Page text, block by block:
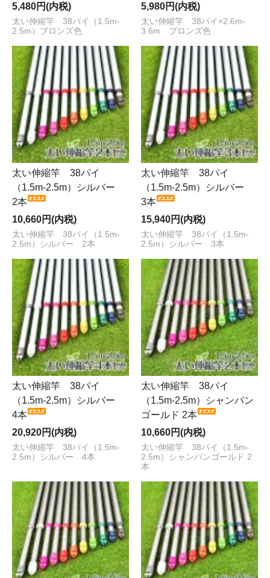
5,480円(内税)
太い伸縮竿 38パイ（1.5m-
2.5m）ブロンズ色
5,980円(内税)
太い伸縮竿 38パイ×2.6m-
3.6m ブロンズ色
太い伸縮竿 38パイ
（1.5m-2.5m）シルバー
2本
10,660円(内税)
太い伸縮竿 38パイ（1.5m-
2.5m）シルバー 2本
太い伸縮竿 38パイ
（1.5m-2.5m）シルバー
3本
15,940円(内税)
太い伸縮竿 38パイ（1.5m-
2.5m）シルバー 3本
太い伸縮竿 38パイ
（1.5m-2.5m）シルバー
4本
20,920円(内税)
太い伸縮竿 38パイ（1.5m-
2.5m）シルバー 4本
太い伸縮竿 38パイ
（1.5m-2.5m）シャンパン
ゴールド 2本
10,660円(内税)
太い伸縮竿 38パイ（1.5m-
2.5m）シャンパンゴールド 2
本